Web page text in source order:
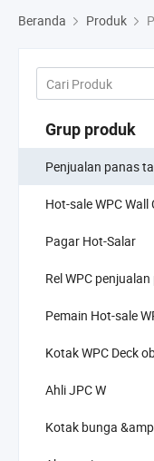
Beranda Produk
Grup produk
Penjualan panas
Hot-sale WPC
Pagar Hot-Salar
Rel WPC
Pemain Hot-sale
Kotak WPC Deck
Ahli JPC W
Kotak bunga